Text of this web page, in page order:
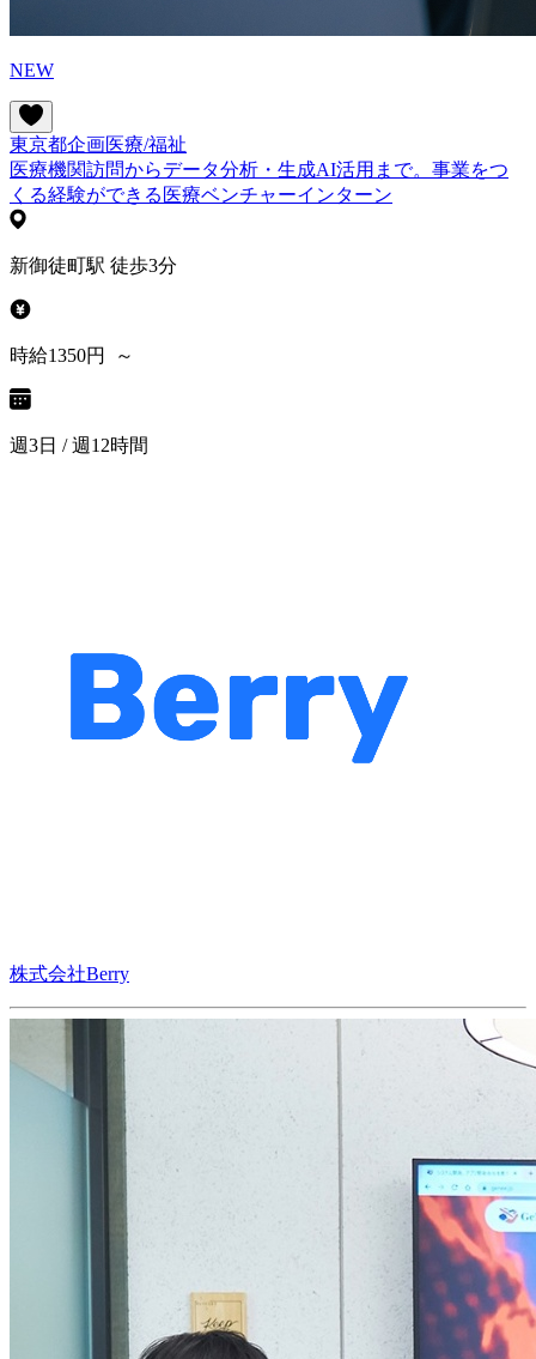
NEW
東京都企画医療/福祉
医療機関訪問からデータ分析・生成AI活用まで。事業をつ
くる経験ができる医療ベンチャーインターン
新御徒町駅 徒歩3分
時給1350円 ～
週3日 / 週12時間
株式会社Berry